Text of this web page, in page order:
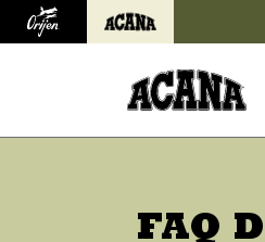
Orijen Acana
FAQ